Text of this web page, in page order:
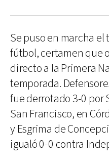
Se puso en marcha el
fútbol, certamen que
directo a la Primera
temporada.
fue derrotado 3-0 por
San Francisco, en
y Esgrima de
igualó 0-0 contra